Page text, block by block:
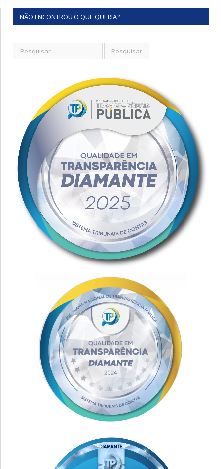
NÃO ENCONTROU O QUE QUERIA?